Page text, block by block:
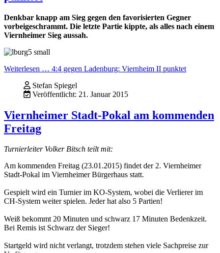
Denkbar knapp am Sieg gegen den favorisierten Gegner
vorbeigeschrammt. Die letzte Partie kippte, als alles nach einem
Viernheimer Sieg aussah.
Weiterlesen … 4:4 gegen Ladenburg: Viernheim II punktet
Stefan Spiegel
Veröffentlicht: 21. Januar 2015
Viernheimer Stadt-Pokal am kommenden
Freitag
Turnierleiter Volker Bitsch teilt mit:
Am kommenden Freitag (23.01.2015) findet der 2. Viernheimer
Stadt-Pokal im Viernheimer Bürgerhaus statt.
Gespielt wird ein Turnier im KO-System, wobei die Verlierer im
CH-System weiter spielen. Jeder hat also 5 Partien!
Weiß bekommt 20 Minuten und schwarz 17 Minuten Bedenkzeit.
Bei Remis ist Schwarz der Sieger!
Startgeld wird nicht verlangt, trotzdem stehen viele Sachpreise zur